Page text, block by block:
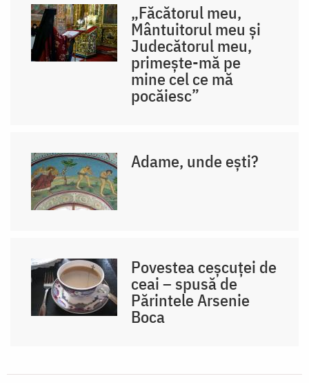
„Făcătorul meu,
Mântuitorul meu și
Judecătorul meu,
primește-mă pe
mine cel ce mă
pocăiesc”
Adame, unde ești?
Povestea ceșcuței de
ceai – spusă de
Părintele Arsenie
Boca